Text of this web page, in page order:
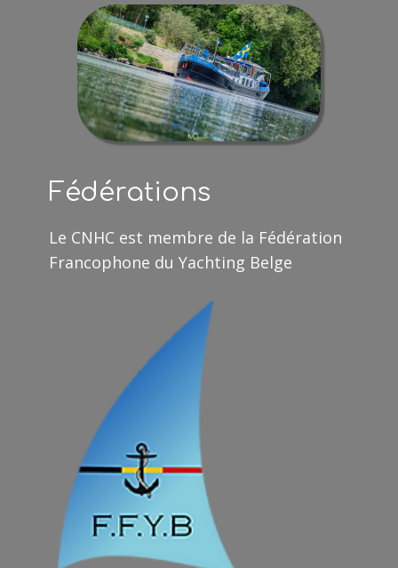
Fédérations
Le CNHC est membre de la Fédération
Francophone du Yachting Belge